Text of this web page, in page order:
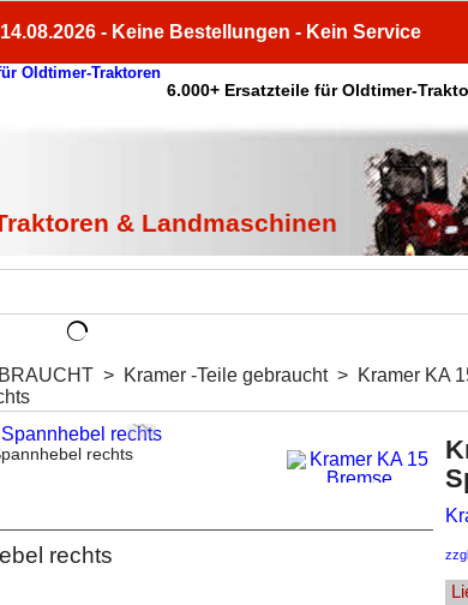
- Keine Bestellungen - Kein Service
6.000+ Ersatzteile für Oldtimer-
& Landmaschinen
> Kramer -Teile gebraucht> Kramer KA
rechts
rechts